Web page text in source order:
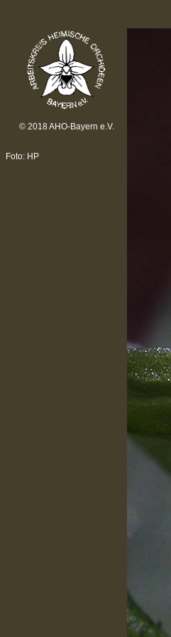
© 2018 AHO-Bayern e.V.
Foto: HP